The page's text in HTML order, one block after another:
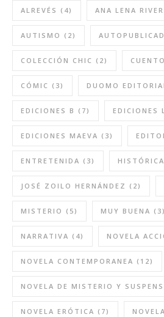
ALREVÉS (4) ANA LENA
AUTISMO (2)
COLECCIÓN CHIC (2)
CÓMIC (3) DUOMO
EDICIONES B (7) EDICIONES
EDICIONES MAEVA (3)
ENTRETENIDA (3) HISTÓRICA
JOSÉ ZOILO HERNÁNDEZ (2)
MISTERIO (5) MUY BUENA (3)
NARRATIVA (4) NOVELA
NOVELA CONTEMPORANEA (12)
NOVELA DE MISTERIO Y
NOVELA ERÓTICA (7)